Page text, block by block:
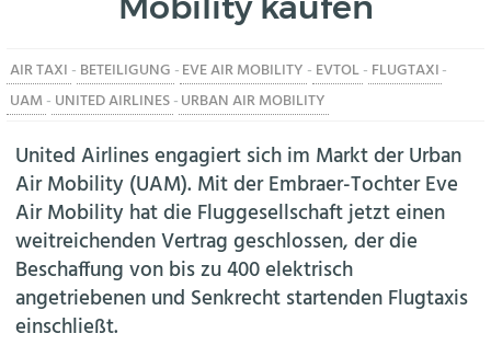
INDUSTRIE
BERUFE
AERO-KULTUR
AIR TAXI - BETEILIGUNG -EVE AIR MOBILITY - EVTOL- FLUGTAXI-
UAM - UNITED AIRLINES-URBAN AIR MOBILITY
United Airlines engagiert sich im Markt der Urban
Air Mobility (UAM). Mit der Embraer-Tochter Eve
Air Mobility hat die Fluggesellschaft jetzt einen
weitreichenden Vertrag geschlossen, der die
Beschaffung von bis zu 400 elektrisch
angetriebenen und Senkrecht startenden Flugtaxis
einschließt.